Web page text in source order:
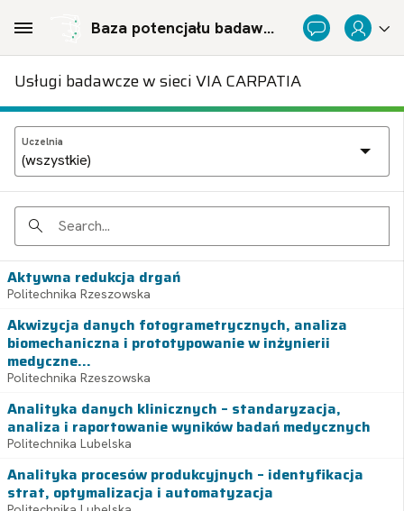
Baza potencjału badawczego Politechnicznej Sieci Via Carpatia im. Prezydenta RP Lecha Kaczyńskiego
Usługi badawcze w sieci VIA CARPATIA
Uczelnia
Search
Aktywna redukcja drgań
Politechnika Rzeszowska
Akwizycja danych fotogrametrycznych, analiza
biomechaniczna i prototypowanie w inżynierii
medyczne...
Politechnika Rzeszowska
Analityka danych klinicznych – standaryzacja,
analiza i raportowanie wyników badań medycznych
Politechnika Lubelska
Analityka procesów produkcyjnych – identyfikacja
strat, optymalizacja i automatyzacja